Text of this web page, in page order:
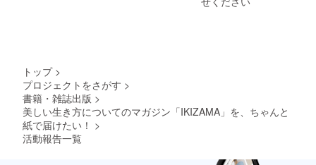
やり思っていること。
IKIZAMAが手元に届いた方
が、一通り読み終わったあ
と、「良い映画を見た
やったー！でも、③の余裕
は無いかなあ……」と言っ
た感じです。それでも十分
すぎるほど嬉しいですが！
この、③の分も作りたいと
半月前に発注をした1冊目の
ときは、64ページ完成した
段階での製本でしたが、今
回は88ページでの発注とな
きさの
トップ >
プロジェクトをさがす >
書籍・雑誌出版 >
美しい生き方についてのマガジン「IKIZAMA」を、ちゃんと
紙で届けたい！ >
活動報告一覧